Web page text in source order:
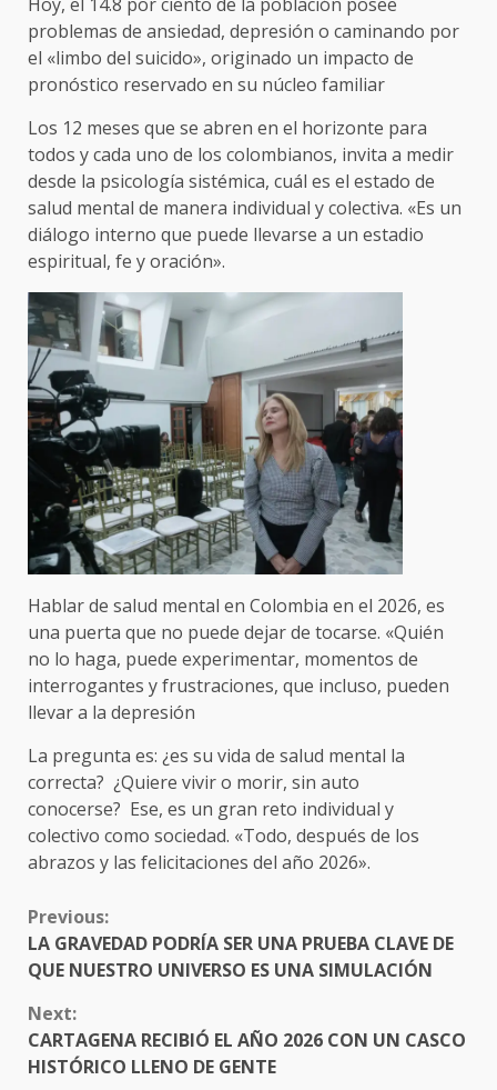
problemas de ansiedad, depresión o caminando por
el «limbo del suicido», originado un impacto de
pronóstico reservado en su núcleo familiar
Los 12 meses que se abren en el horizonte para
todos y cada uno de los colombianos, invita a medir
desde la psicología sistémica, cuál es el estado de
salud mental de manera individual y colectiva. «Es un
diálogo interno que puede llevarse a un estadio
espiritual, fe y oración».
Hablar de salud mental en Colombia en el 2026, es
una puerta que no puede dejar de tocarse. «Quién
no lo haga, puede experimentar, momentos de
interrogantes y frustraciones, que incluso, pueden
llevar a la depresión
La pregunta es: ¿es su vida de salud mental la
correcta? ¿Quiere vivir o morir, sin auto
conocerse? Ese, es un gran reto individual y
colectivo como sociedad. «Todo, después de los
abrazos y las felicitaciones del año 2026».
CONTINUE
READING
Previous:
LA GRAVEDAD PODRÍA SER UNA PRUEBA CLAVE DE
QUE NUESTRO UNIVERSO ES UNA SIMULACIÓN
Next:
CARTAGENA RECIBIÓ EL AÑO 2026 CON UN CASCO
HISTÓRICO LLENO DE GENTE